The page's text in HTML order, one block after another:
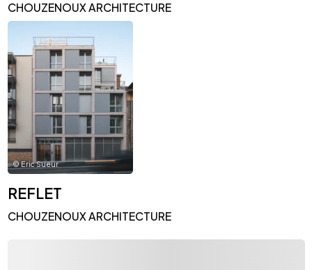
CHOUZENOUX ARCHITECTURE
©Eric Sueur
REFLET
CHOUZENOUX ARCHITECTURE